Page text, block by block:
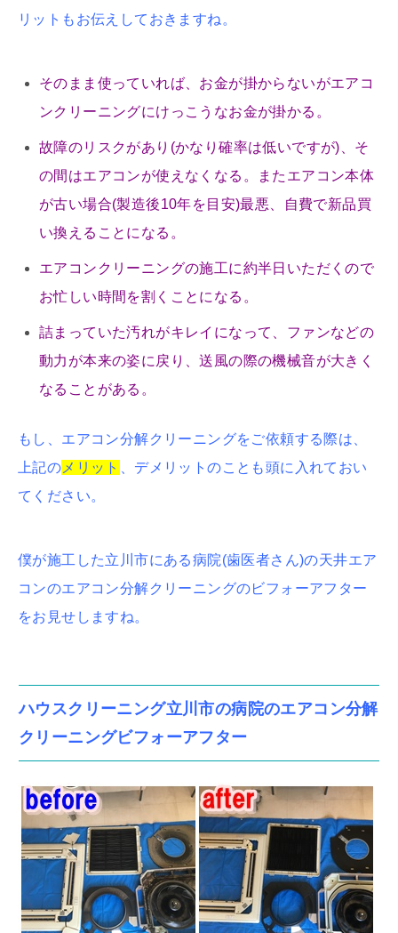
リットもお伝えしておきますね。
そのまま使っていれば、お金が掛からないがエアコ
ンクリーニングにけっこうなお金が掛かる。
故障のリスクがあり(かなり確率は低いですが)、そ
の間はエアコンが使えなくなる。またエアコン本体
が古い場合(製造後10年を目安)最悪、自費で新品買
い換えることになる。
エアコンクリーニングの施工に約半日いただくので
お忙しい時間を割くことになる。
詰まっていた汚れがキレイになって、ファンなどの
動力が本来の姿に戻り、送風の際の機械音が大きく
なることがある。
もし、エアコン分解クリーニングをご依頼する際は、
上記の メリット
、デメリットのことも頭に入れておい
てください。
僕が施工した立川市にある病院(歯医者さん)の天井エア
コンのエアコン分解クリーニングのビフォーアフター
をお見せしますね。
ハウスクリーニング立川市の病院のエアコン分解
クリーニングビフォーアフター